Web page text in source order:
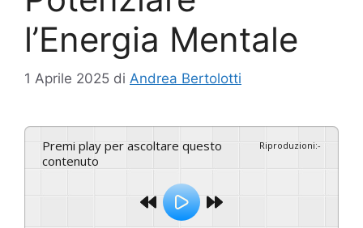
l’Energia Mentale
1 Aprile 2025 di Andrea Bertolotti
Premi play per ascoltare questo
contenuto
Riproduzioni:-